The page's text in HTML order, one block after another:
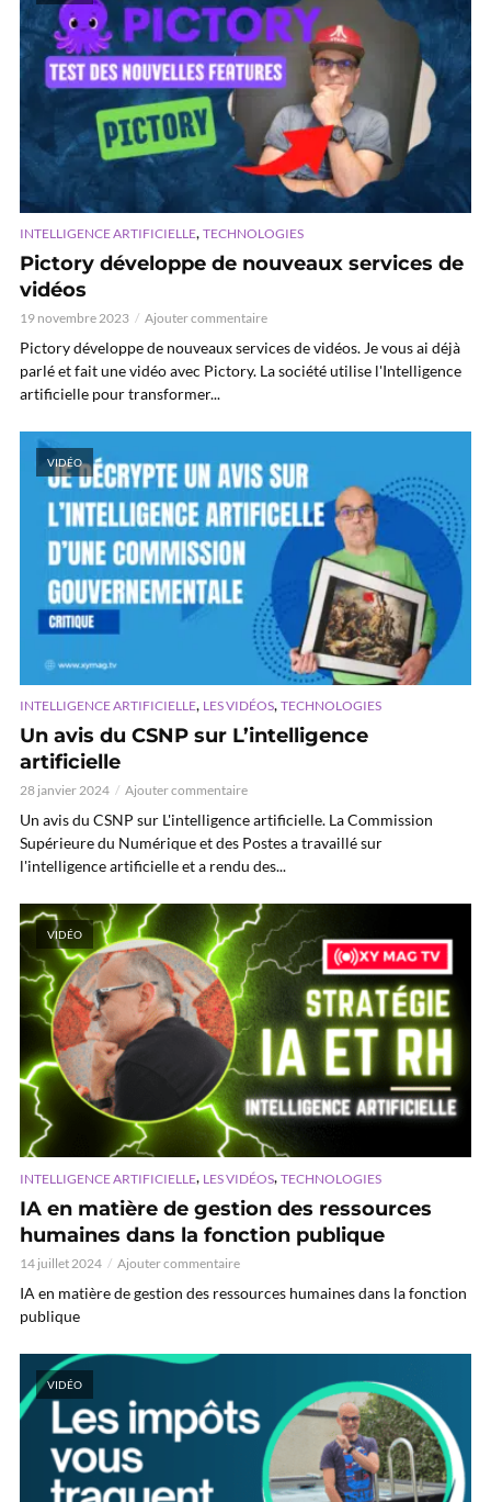
INTELLIGENCE ARTIFICIELLE, TECHNOLOGIES
Pictory développe de nouveaux services de
vidéos
19 novembre 2023 Ajouter commentaire
Pictory développe de nouveaux services de vidéos. Je vous ai déjà
parlé et fait une vidéo avec Pictory. La société utilise l'Intelligence
artificielle pour transformer...
VIDÉO
INTELLIGENCE ARTIFICIELLE, LES VIDÉOS, TECHNOLOGIES
Un avis du CSNP sur L’intelligence
artificielle
28 janvier 2024 Ajouter commentaire
Un avis du CSNP sur L'intelligence artificielle. La Commission
Supérieure du Numérique et des Postes a travaillé sur
l'intelligence artificielle et a rendu des...
VIDÉO
INTELLIGENCE ARTIFICIELLE, LES VIDÉOS, TECHNOLOGIES
IA en matière de gestion des ressources
humaines dans la fonction publique
14 juillet 2024 Ajouter commentaire
IA en matière de gestion des ressources humaines dans la fonction
publique
VIDÉO